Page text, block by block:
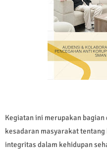
Kegiatan ini merupakan bagian
kesadaran masyarakat
integritas dalam kehidupan